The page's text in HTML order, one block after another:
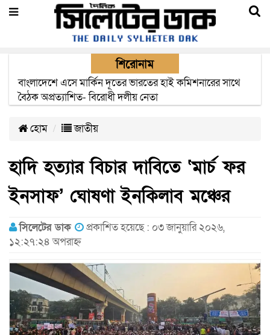
শিরোনাম
বাংলাদেশে এসে মার্কিন দূতের ভারতের হাই কমিশনারের সাথে
বৈঠক অপ্রত্যাশিত- বিরোধী দলীয় নেতা
হোম জাতীয়
হাদি হত্যার বিচার দাবিতে ‘মার্চ ফর
ইনসাফ’ ঘোষণা ইনকিলাব মঞ্চের
সিলেটের ডাক
প্রকাশিত হয়েছে : ০৩ জানুয়ারি ২০২৬,
১২:২৭:২৪ অপরাহ্ন